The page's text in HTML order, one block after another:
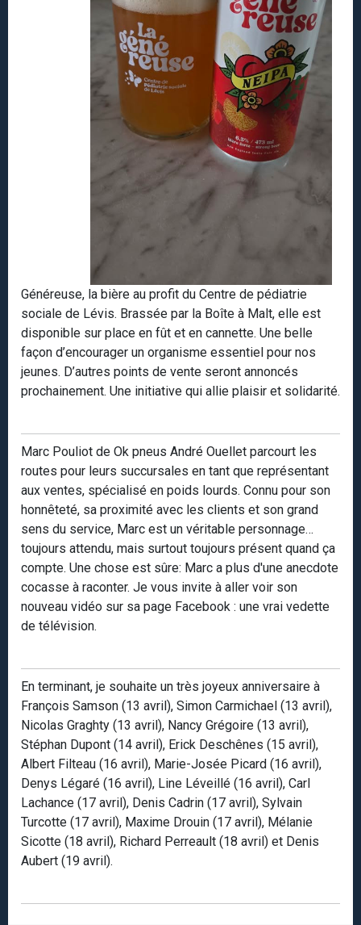
Généreuse, la bière au profit du Centre de pédiatrie
sociale de Lévis. Brassée par la Boîte à Malt, elle est
disponible sur place en fût et en cannette. Une belle
façon d’encourager un organisme essentiel pour nos
jeunes. D’autres points de vente seront annoncés
prochainement. Une initiative qui allie plaisir et solidarité.
Marc Pouliot de Ok pneus André Ouellet parcourt les
routes pour leurs succursales en tant que représentant
aux ventes, spécialisé en poids lourds. Connu pour son
honnêteté, sa proximité avec les clients et son grand
sens du service, Marc est un véritable personnage…
toujours attendu, mais surtout toujours présent quand ça
compte. Une chose est sûre: Marc a plus d'une anecdote
cocasse à raconter. Je vous invite à aller voir son
nouveau vidéo sur sa page Facebook : une vrai vedette
de télévision.
En terminant, je souhaite un très joyeux anniversaire à
François Samson (13 avril), Simon Carmichael (13 avril),
Nicolas Graghty (13 avril), Nancy Grégoire (13 avril),
Stéphan Dupont (14 avril), Erick Deschênes (15 avril),
Albert Filteau (16 avril), Marie-Josée Picard (16 avril),
Denys Légaré (16 avril), Line Léveillé (16 avril), Carl
Lachance (17 avril), Denis Cadrin (17 avril), Sylvain
Turcotte (17 avril), Maxime Drouin (17 avril), Mélanie
Sicotte (18 avril), Richard Perreault (18 avril) et Denis
Aubert (19 avril).